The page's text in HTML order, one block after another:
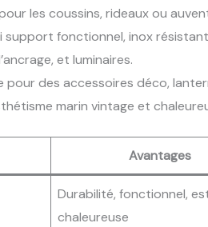
les coussins, rideaux ou
support fonctionnel, inox
et luminaires.
des accessoires déco,
marin vintage et
Avantages
Durabilité, fonctionnel,
chaleureuse